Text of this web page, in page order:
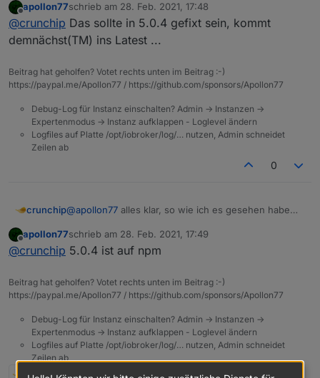
5.0.3 installiert jedoch immer noch das gleiche
Problem, keine telegram ausgabe und beim Auslösen
18:43:14.112	error	javascript.0 (2769)
18:43:14.112	error	javascript.0 (2769)
let cond0 = false;
    const _cond = obj.state.val == true;
    if (cond0 === false && _cond) {
sendTo("telegram.0", {user: _,
    } else if (cond0 === true && !_cond) {
        cond0 = false;
apollon77schrieb am 28. Feb. 2021, 17:48
zuletzt editiert von
@crunchip Das sollte in 5.0.4 gefixt sein, kommt
demnächst(TM) ins Latest ...
Beitrag hat geholfen? Votet rechts unten im Beitrag :-)
https://paypal.me/Apollon77 / https://github.com/sponsors/Apollon77
Debug-Log für Instanz einschalten? Admin -> Instanzen ->
Expertenmodus -> Instanz aufklappen - Loglevel ändern
Logfiles auf Platte /opt/iobroker/log/… nutzen, Admin schneidet
Zeilen ab
0
crunchip@apollon77 alles klar, so wie ich es gesehen habe
5.0.3 installiert jedoch immer noch das gleiche
Problem, keine telegram ausgabe und beim Auslösen
18:43:14.112	error	javascript.0 (2769)
18:43:14.112	error	javascript.0 (2769)
on({id:
    const _cond = obj.state.val == true;
    if (cond0 === false && _cond) {
        cond0 = true;
sendTo("telegram.0", {user: _,
    } else if (cond0 === true && !_cond) {
apollon77schrieb am 28. Feb. 2021, 17:49
zuletzt editiert von
@crunchip 5.0.4 ist auf npm
Beitrag hat geholfen? Votet rechts unten im Beitrag :-)
https://paypal.me/Apollon77 / https://github.com/sponsors/Apollon77
Debug-Log für Instanz einschalten? Admin -> Instanzen ->
Expertenmodus -> Instanz aufklappen - Loglevel ändern
Logfiles auf Platte /opt/iobroker/log/… nutzen, Admin schneidet
Zeilen ab
E 3 Antworten 0